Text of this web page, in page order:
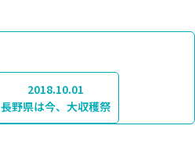
2018.10.01
長野県は今、大収穫祭